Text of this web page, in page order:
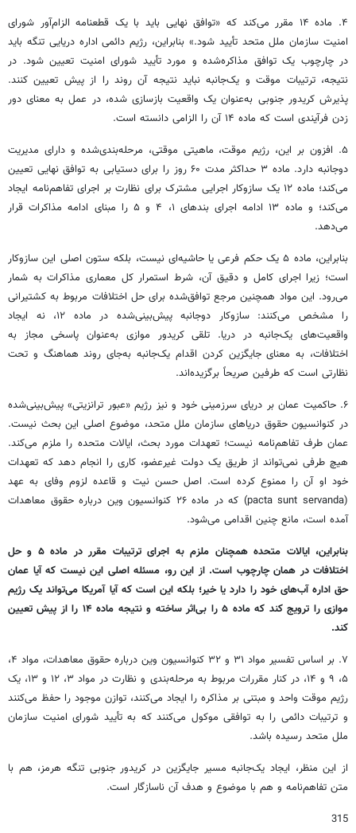
۴. ماده ۱۴ مقرر می‌کند که «توافق نهایی باید با یک قطعنامه الزام‌آور شورای
امنیت سازمان ملل متحد تأیید شود.» بنابراین، رژیم دائمی اداره دریایی تنگه باید
در چارچوب یک توافق مذاکره‌شده و مورد تأیید شورای امنیت تعیین شود. در
نتیجه، ترتیبات موقت و یک‌جانبه نباید نتیجه آن روند را از پیش تعیین کنند.
پذیرش کریدور جنوبی به‌عنوان یک واقعیت بازسازی شده، در عمل به معنای دور
زدن فرآیندی است که ماده ۱۴ آن را الزامی دانسته است.
۵. افزون بر این، رژیم موقت، ماهیتی موقتی، مرحله‌بندی‌شده و دارای مدیریت
دوجانبه دارد. ماده ۳ حداکثر مدت ۶۰ روز را برای دستیابی به توافق نهایی تعیین
می‌کند؛ ماده ۱۲ یک سازوکار اجرایی مشترک برای نظارت بر اجرای تفاهم‌نامه ایجاد
می‌کند؛ و ماده ۱۳ ادامه اجرای بندهای ۱، ۴ و ۵ را مبنای ادامه مذاکرات قرار
می‌دهد.
بنابراین، ماده ۵ یک حکم فرعی یا حاشیه‌ای نیست، بلکه ستون اصلی این سازوکار
است؛ زیرا اجرای کامل و دقیق آن، شرط استمرار کل معماری مذاکرات به شمار
می‌رود. این مواد همچنین مرجع توافق‌شده برای حل اختلافات مربوط به کشتیرانی
را مشخص می‌کنند: سازوکار دوجانبه پیش‌بینی‌شده در ماده ۱۲، نه ایجاد
واقعیت‌های یک‌جانبه در دریا. تلقی کریدور موازی به‌عنوان پاسخی مجاز به
اختلافات، به معنای جایگزین کردن اقدام یک‌جانبه به‌جای روند هماهنگ و تحت
نظارتی است که طرفین صریحاً برگزیده‌اند.
۶. حاکمیت عمان بر دریای سرزمینی خود و نیز رژیم «عبور ترانزیتی» پیش‌بینی‌شده
در کنوانسیون حقوق دریاهای سازمان ملل متحد، موضوع اصلی این بحث نیست.
عمان طرف تفاهم‌نامه نیست؛ تعهدات مورد بحث، ایالات متحده را ملزم می‌کند.
هیچ طرفی نمی‌تواند از طریق یک دولت غیرعضو، کاری را انجام دهد که تعهدات
خود او آن را ممنوع کرده است. اصل حسن نیت و قاعده لزوم وفای به عهد
(pacta sunt servanda) که در ماده ۲۶ کنوانسیون وین درباره حقوق معاهدات
آمده است، مانع چنین اقدامی می‌شود.
بنابراین، ایالات متحده همچنان ملزم به اجرای ترتیبات مقرر در ماده ۵ و حل
اختلافات در همان چارچوب است. از این رو، مسئله اصلی این نیست که آیا عمان
حق اداره آب‌های خود را دارد یا خیر؛ بلکه این است که آیا آمریکا می‌تواند یک رژیم
موازی را ترویج کند که ماده ۵ را بی‌اثر ساخته و نتیجه ماده ۱۴ را از پیش تعیین
کند.
۷. بر اساس تفسیر مواد ۳۱ و ۳۲ کنوانسیون وین درباره حقوق معاهدات، مواد ۴،
۵، ۹ و ۱۴، در کنار مقررات مربوط به مرحله‌بندی و نظارت در مواد ۳، ۱۲ و ۱۳، یک
رژیم موقت واحد و مبتنی بر مذاکره را ایجاد می‌کنند، توازن موجود را حفظ می‌کنند
و ترتیبات دائمی را به توافقی موکول می‌کنند که به تأیید شورای امنیت سازمان
ملل متحد رسیده باشد.
از این منظر، ایجاد یک‌جانبه مسیر جایگزین در کریدور جنوبی تنگه هرمز، هم با
متن تفاهم‌نامه و هم با موضوع و هدف آن ناسازگار است.
315